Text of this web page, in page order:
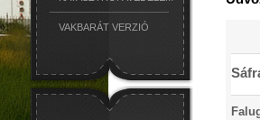
VAKBARÁT VERZIÓ